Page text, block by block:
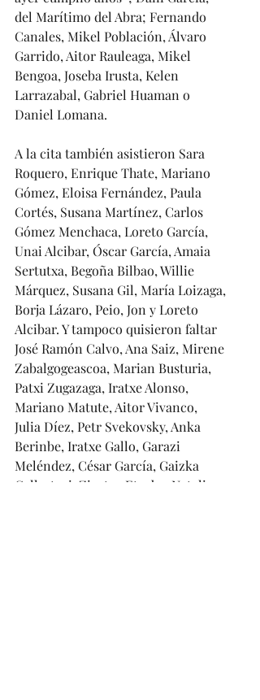
del Marítimo del Abra; Fernando
Canales, Mikel Población, Álvaro
Garrido, Aitor Rauleaga, Mikel
Bengoa, Joseba Irusta, Kelen
Larrazabal, Gabriel Huaman o
Daniel Lomana.
A la cita también asistieron Sara
Roquero, Enrique Thate, Mariano
Gómez, Eloisa Fernández, Paula
Cortés, Susana Martínez, Carlos
Gómez Menchaca, Loreto García,
Unai Alcibar, Óscar García, Amaia
Sertutxa, Begoña Bilbao, Willie
Márquez, Susana Gil, María Loizaga,
Borja Lázaro, Peio, Jon y Loreto
Alcibar. Y tampoco quisieron faltar
José Ramón Calvo, Ana Saiz, Mirene
Zabalgogeascoa, Marian Busturia,
Patxi Zugazaga, Iratxe Alonso,
Mariano Matute, Aitor Vivanco,
Julia Díez, Petr Svekovsky, Anka
Berinbe, Iratxe Gallo, Garazi
Meléndez, César García, Gaizka
Gallastegi, Ziortza Etxabe, Natalia